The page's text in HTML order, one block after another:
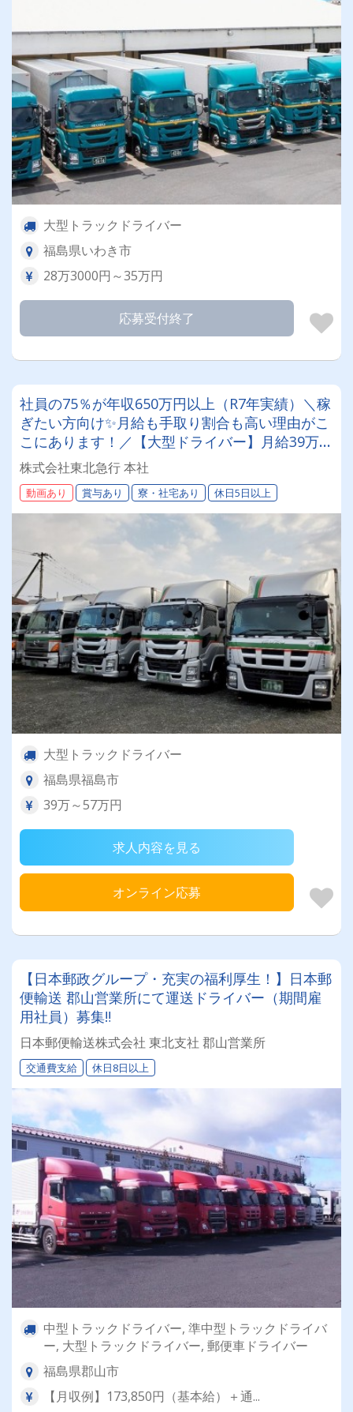
大型トラックドライバー
福島県いわき市
28万3000円～35万円
応募受付終了
社員の75％が年収650万円以上（R7年実績）＼稼
ぎたい方向け✨月給も手取り割合も高い理由がこ
こにあります！／【大型ドライバー】月給39万～
57万円！未経験者歓迎、普通免許さえあれば応募
OK！＜遠方の方も安心の寮完備＆手厚い保険制
度あり＞
株式会社東北急行 本社
動画あり 賞与あり 寮・社宅あり 休日5日以上
大型トラックドライバー
福島県福島市
39万～57万円
求人内容を見る
オンライン応募
【日本郵政グループ・充実の福利厚生！】日本郵
便輸送 郡山営業所にて運送ドライバー（期間雇
用社員）募集‼
日本郵便輸送株式会社 東北支社 郡山営業所
交通費支給 休日8日以上
中型トラックドライバー, 準中型トラックドライバ
ー, 大型トラックドライバー, 郵便車ドライバー
福島県郡山市
【月収例】173,850円（基本給）＋通...